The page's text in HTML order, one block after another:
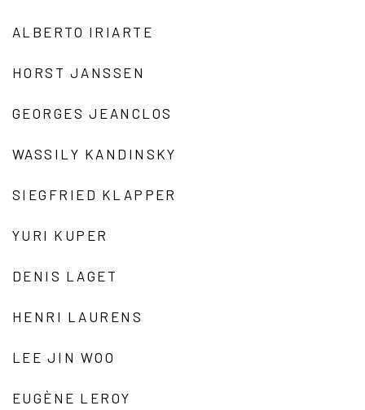
ALBERTO IRIARTE
HORST JANSSEN
GEORGES JEANCLOS
WASSILY KANDINSKY
SIEGFRIED KLAPPER
YURI KUPER
DENIS LAGET
HENRI LAURENS
LEE JIN WOO
EUGÈNE LEROY